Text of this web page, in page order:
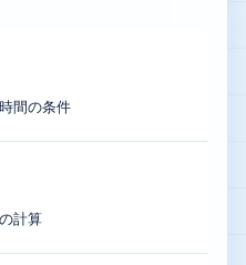
間の条件
計算